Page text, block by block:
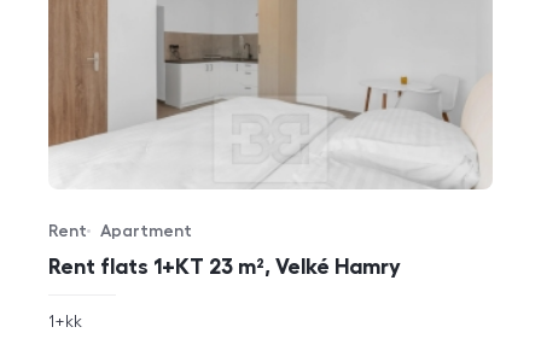
Rent flats 1+KT 23 m², Velké Hamry
Offer type
Rent
Property type
Apartment
rozměry
1+kk